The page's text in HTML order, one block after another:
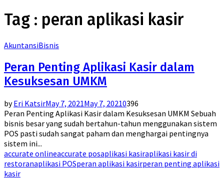
Tag : peran aplikasi kasir
AkuntansiBisnis
Peran Penting Aplikasi Kasir dalam
Kesuksesan UMKM
byEri KatsirMay 7, 2021May 7, 20210396
Peran Penting Aplikasi Kasir dalam Kesuksesan UMKM Sebuah
bisnis besar yang sudah bertahun-tahun menggunakan sistem
POS pasti sudah sangat paham dan menghargai pentingnya
sistem ini...
accurate onlineaccurate posaplikasi kasiraplikasi kasir di
restoranaplikasi POSperan aplikasi kasirperan penting aplikasi
kasir